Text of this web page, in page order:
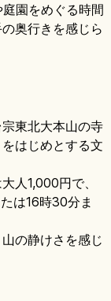
園をめぐる時間
奥行きを感じら
東北大本山の寺
はじめとする文
人1,000円で、
は16時30分ま
の静けさを感じ
奥